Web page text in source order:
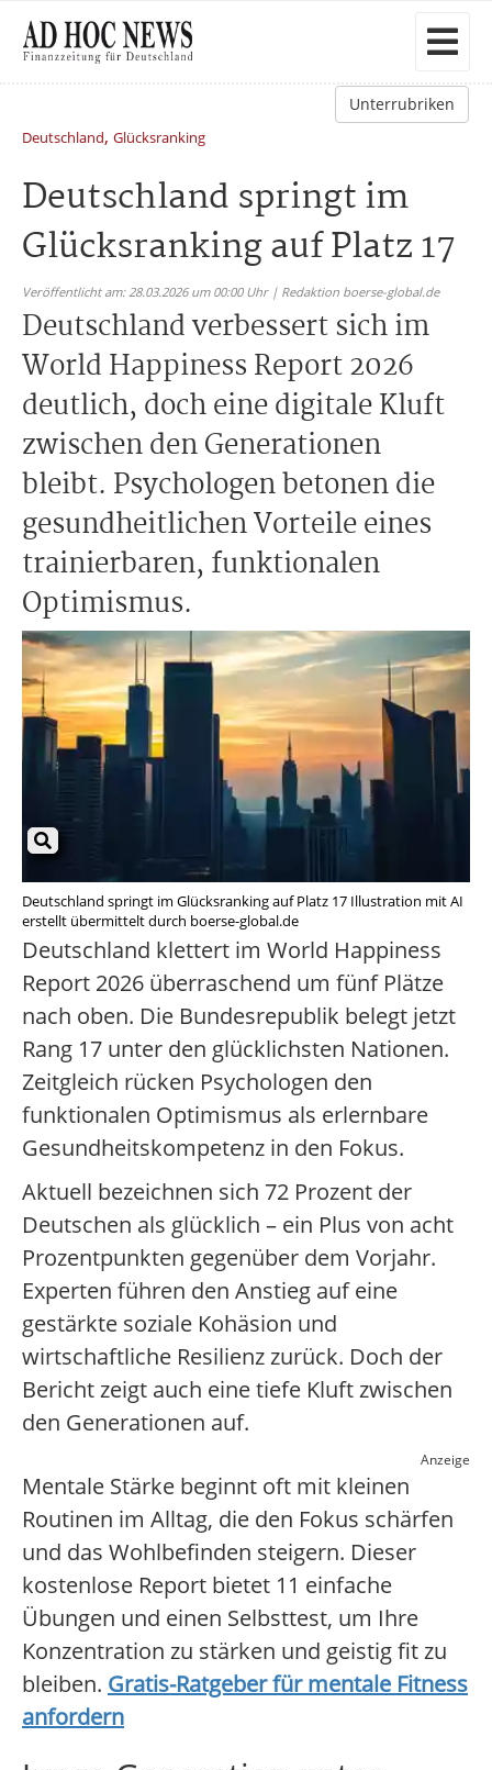
Unterrubriken
Deutschland, Glücksranking
Deutschland springt im
Glücksranking auf Platz 17
Veröffentlicht am: 28.03.2026 um 00:00 Uhr | Redaktion boerse-global.de
Deutschland verbessert sich im
World Happiness Report 2026
deutlich, doch eine digitale Kluft
zwischen den Generationen
bleibt. Psychologen betonen die
gesundheitlichen Vorteile eines
trainierbaren, funktionalen
Optimismus.
Deutschland springt im Glücksranking auf Platz 17 Illustration mit AI
erstellt übermittelt durch boerse-global.de
Deutschland klettert im World Happiness
Report 2026 überraschend um fünf Plätze
nach oben. Die Bundesrepublik belegt jetzt
Rang 17 unter den glücklichsten Nationen.
Zeitgleich rücken Psychologen den
funktionalen Optimismus als erlernbare
Gesundheitskompetenz in den Fokus.
Aktuell bezeichnen sich 72 Prozent der
Deutschen als glücklich – ein Plus von acht
Prozentpunkten gegenüber dem Vorjahr.
Experten führen den Anstieg auf eine
gestärkte soziale Kohäsion und
wirtschaftliche Resilienz zurück. Doch der
Bericht zeigt auch eine tiefe Kluft zwischen
den Generationen auf.
Anzeige
Mentale Stärke beginnt oft mit kleinen
Routinen im Alltag, die den Fokus schärfen
und das Wohlbefinden steigern. Dieser
kostenlose Report bietet 11 einfache
Übungen und einen Selbsttest, um Ihre
Konzentration zu stärken und geistig fit zu
bleiben. Gratis-Ratgeber für mentale Fitness
anfordern